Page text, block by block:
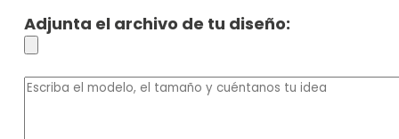
Adjunta el archivo de tu diseño: